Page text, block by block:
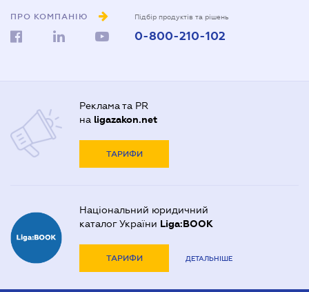
ПРО КОМПАНІЮ Підбір продуктів та рішень
0-800-210-102
Реклама та PR
на ligazakon.net
ТАРИФИ
Національний юридичний
каталог України Liga:BOOK
ТАРИФИ ДЕТАЛЬНІШЕ